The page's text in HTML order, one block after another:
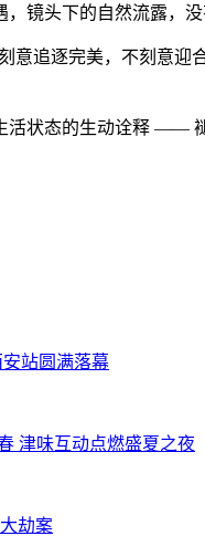
镜头下的自然流露
意追逐完美，不刻意
状态的生动诠释 ——
安站圆满落幕
津味互动点燃盛夏之夜
劫案